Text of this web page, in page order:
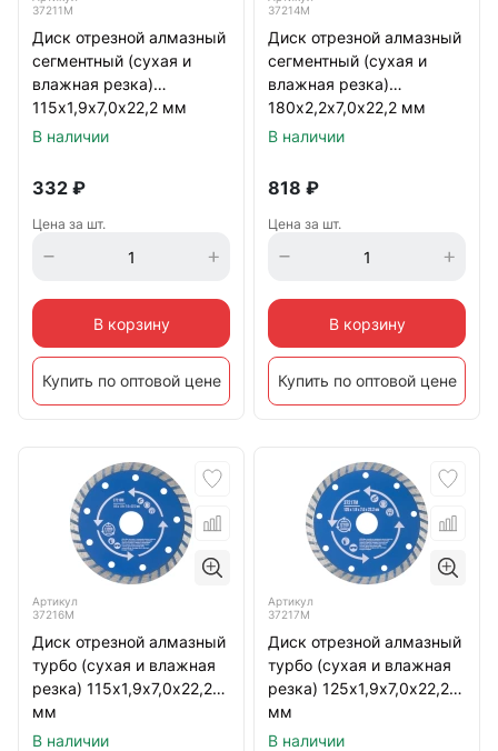
37211М
Диск отрезной алмазный
сегментный (сухая и
влажная резка)
115х1,9х7,0х22,2 мм
В наличии
332 ₽
Цена за шт.
В корзину
Купить по оптовой цене
37214М
Диск отрезной алмазный
сегментный (сухая и
влажная резка)
180х2,2х7,0х22,2 мм
В наличии
818 ₽
Цена за шт.
В корзину
Купить по оптовой цене
Артикул
37216М
Диск отрезной алмазный
турбо (сухая и влажная
резка) 115х1,9х7,0х22,2
мм
В наличии
Артикул
37217М
Диск отрезной алмазный
турбо (сухая и влажная
резка) 125х1,9х7,0х22,2
мм
В наличии